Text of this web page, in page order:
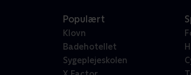
Populært
Klovn
Badehotellet
Sygeplejeskolen